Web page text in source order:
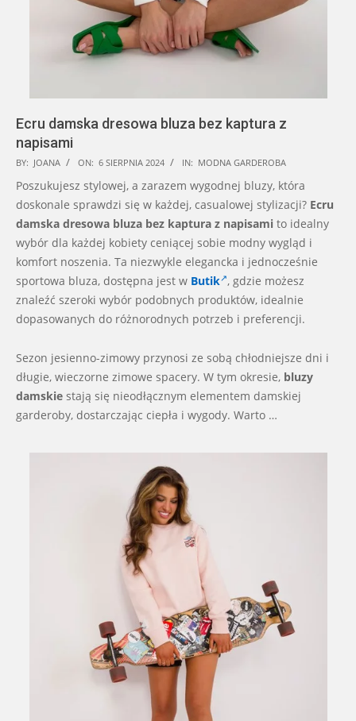
Ecru damska dresowa bluza bez kaptura z
napisami
2024-
08-
06
BY: JOANA ON: 6 SIERPNIA 2024 IN: MODNA GARDEROBA
Poszukujesz stylowej, a zarazem wygodnej bluzy, która
doskonale sprawdzi się w każdej, casualowej stylizacji? Ecru
damska dresowa bluza bez kaptura z napisami to idealny
wybór dla każdej kobiety ceniącej sobie modny wygląd i
komfort noszenia. Ta niezwykle elegancka i jednocześnie
sportowa bluza, dostępna jest w Butik , gdzie możesz
znaleźć szeroki wybór podobnych produktów, idealnie
dopasowanych do różnorodnych potrzeb i preferencji.
Sezon jesienno-zimowy przynosi ze sobą chłodniejsze dni i
długie, wieczorne zimowe spacery. W tym okresie, bluzy
damskie stają się nieodłącznym elementem damskiej
garderoby, dostarczając ciepła i wygody. Warto …